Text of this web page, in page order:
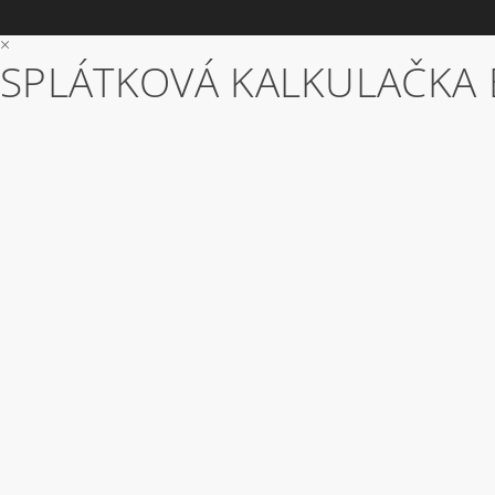
×
SPLÁTKOVÁ KALKULAČKA